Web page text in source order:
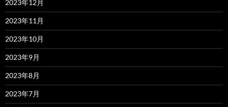
2023年12月
2023年11月
2023年10月
2023年9月
2023年8月
2023年7月